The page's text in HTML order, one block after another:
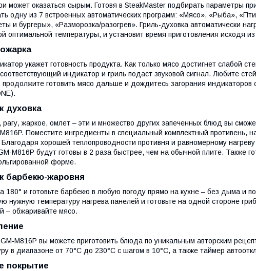
может оказаться сырым. Готовя в SteakMaster подбирать параметры
одну из 7 встроенных автоматических программ: «Мясо», «Рыба»,
и бургеры», «Разморозка/разогрев». Гриль-духовка автоматически
оптимальной температуры, и установит время приготовления исходя
укажет готовность продукта. Как только мясо достигнет слабой
индикатор и гриль подаст звуковой сигнал. Любите
готовить мясо дальше и дождитесь загорания индикаторов
духовка
рагу, жаркое, омлет – эти и множество других запеченных блюд вы
Поместите ингредиенты в специальный комплектный противень,
Благодаря хорошей теплопроводности противня и равномерному
M816P будут готовы в 2 раза быстрее, чем на обычной плите. Также
форме.
барбекю-жаровня
180° и готовьте барбекю в любую погоду прямо на кухне – без дыма и
нужную температуру нагрева панелей и готовьте на одной стороне
– обжаривайте мясо.
M816P вы можете приготовить блюда по уникальным авторским
в диапазоне от 70°С до 230°С с шагом в 10°С, а также таймер
покрытие